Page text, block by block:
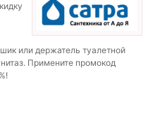
или держатель туалетной
Примените промокод